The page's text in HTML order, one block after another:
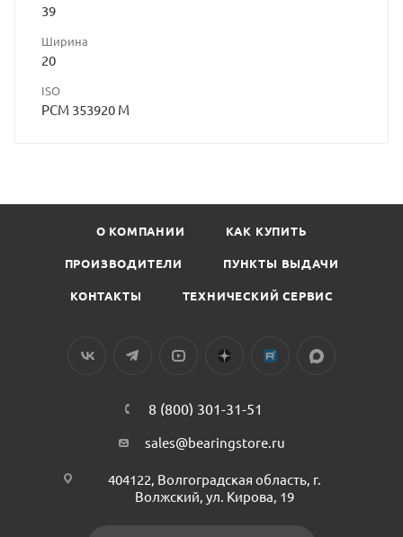
39
Ширина
20
ISO
PCM 353920 M
О КОМПАНИИ КАК КУПИТЬ
ПРОИЗВОДИТЕЛИ ПУНКТЫ ВЫДАЧИ
КОНТАКТЫ ТЕХНИЧЕСКИЙ СЕРВИС
8 (800) 301-31-51
sales@bearingstore.ru
404122, Волгоградская область, г.
Волжский, ул. Кирова, 19